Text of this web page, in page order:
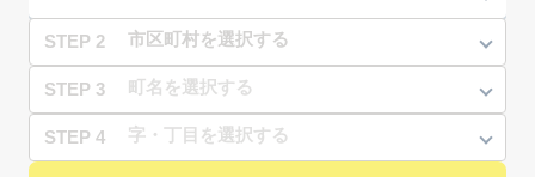
STEP 2
STEP 3
STEP 4